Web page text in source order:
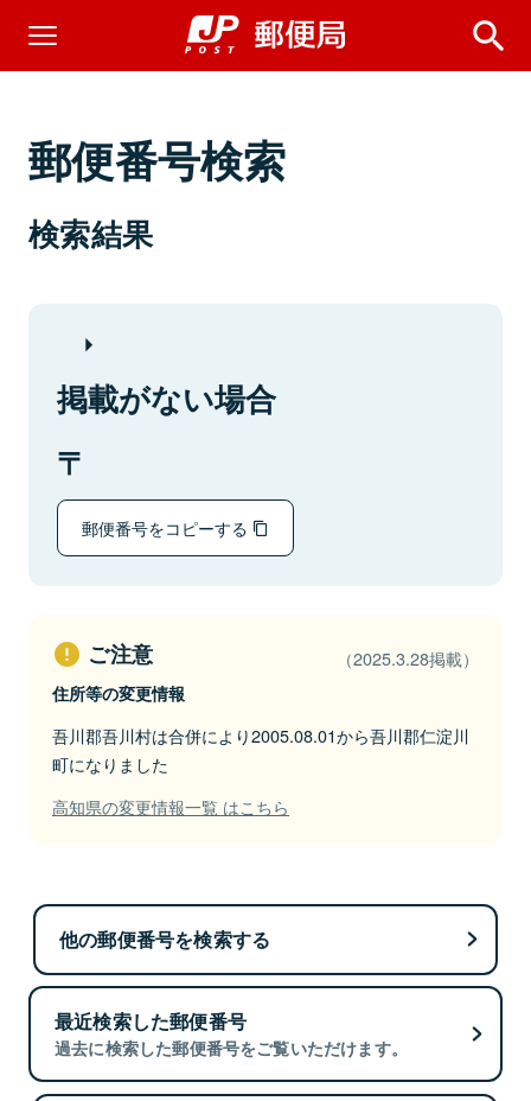
郵便番号検索
検索結果
掲載がない場合
郵便番号をコピーする
ご注意 （2025.3.28掲載）
住所等の変更情報
吾川郡吾川村は合併により2005.08.01から吾川郡仁淀川
町になりました
高知県の変更情報一覧 はこちら
他の郵便番号を検索する
最近検索した郵便番号
過去に検索した郵便番号をご覧いただけます。